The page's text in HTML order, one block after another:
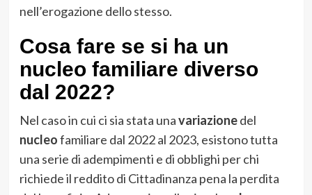
nell’erogazione dello stesso.
Cosa fare se si ha un
nucleo familiare diverso
dal 2022?
Nel caso in cui ci sia stata unavariazionedel
nucleofamiliare dal 2022 al 2023, esistono tutta
una serie di adempimenti e di obblighi per chi
richiede il reddito di Cittadinanza pena la perdita